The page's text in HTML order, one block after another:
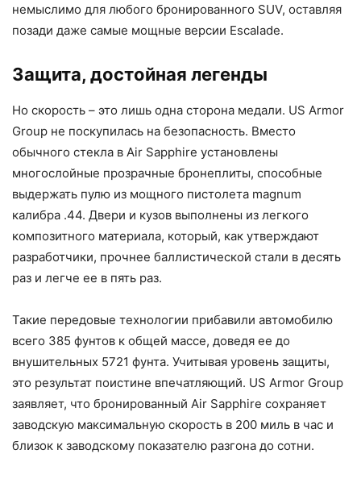
немыслимо для любого бронированного SUV, оставляя
позади даже самые мощные версии Escalade.
Защита, достойная легенды
Но скорость – это лишь одна сторона медали. US Armor
Group не поскупилась на безопасность. Вместо
обычного стекла в Air Sapphire установлены
многослойные прозрачные бронеплиты, способные
выдержать пулю из мощного пистолета magnum
калибра .44. Двери и кузов выполнены из легкого
композитного материала, который, как утверждают
разработчики, прочнее баллистической стали в десять
раз и легче ее в пять раз.
Такие передовые технологии прибавили автомобилю
всего 385 фунтов к общей массе, доведя ее до
внушительных 5721 фунта. Учитывая уровень защиты,
это результат поистине впечатляющий. US Armor Group
заявляет, что бронированный Air Sapphire сохраняет
заводскую максимальную скорость в 200 миль в час и
близок к заводскому показателю разгона до сотни.